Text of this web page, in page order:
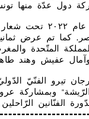
كما أقيمت
كما تم عرض
المتّحدة
وبمشاركة